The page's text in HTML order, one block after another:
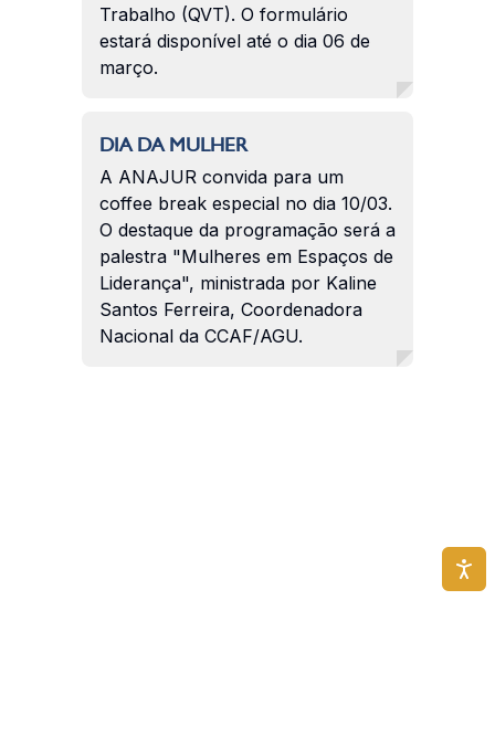
Trabalho (QVT). O formulário
estará disponível até o dia 06 de
março.
DIA DA MULHER
A ANAJUR convida para um
coffee break especial no dia 10/03.
O destaque da programação será a
palestra "Mulheres em Espaços de
Liderança", ministrada por Kaline
Santos Ferreira, Coordenadora
Nacional da CCAF/AGU.